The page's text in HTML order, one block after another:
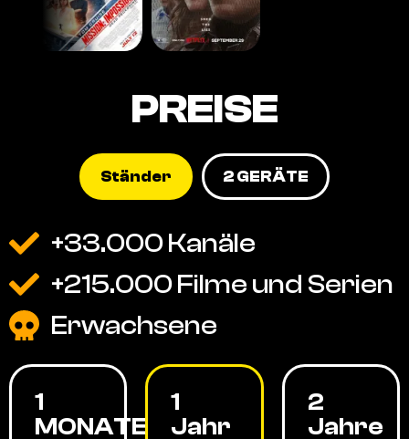
PREISE
Ständer 2 GERÄTE
+33.000 Kanäle
+215.000 Filme und Serien
Erwachsene
1
MONATE
1
Jahr
2
Jahre